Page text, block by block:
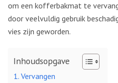
om een kofferbakmat te
door veelvuldig gebruik
vies zijn geworden.
Inhoudsopgave
Vervangen